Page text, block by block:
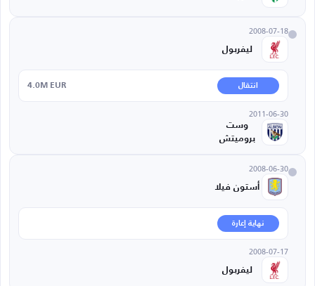
2008-07-18
ليفربول
انتقال 4.0M EUR
2011-06-30
وست
بروميتش
2008-06-30
أستون فيلا
نهاية إعارة
2008-07-17
ليفربول